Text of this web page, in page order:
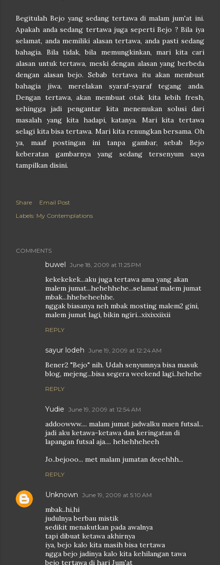
Begitulah Bejo yang sedang tertawa di malam jum'at ini.
Apakah anda sedang tertawa juga seperti Bejo ? Bila iya
selamat, anda memiliki alasan tertawa, anda pasti sedang
bahagia. Bila tidak, bila memungkinkan, mari kita cari
alasan untuk tertawa, meski dengan alasan yang berbeda
dengan alasan bejo. Sebab tertawa itu akan membuat
bahagia jiwa, merelakan syaraf-syaraf tegang anda.
Dengan tertawa, akan membuat otak kita lebih fresh,
sehingga jadi pengantar kita menemukan solusi dari
masalah yang kita hadapi, katanya. Mari kita tertawa
selagi kita bisa tertawa. Mari kita renungkan bersama. Oh
ya, maaf postingan ini tanpa gambar, sebab Bejo
keberatan gambarnya yang sedang tersenyum saya
tampilkan disini.
Share
Email Post
Labels: My Contemplations
COMMENTS
buwel June 18, 2009 at 11:25 PM
kekekekek...aku juga tertawa ama yang akan
malem jumat...hehehhehe...selamat malem jumat
mbak...hheheheehhe.
nggak biasanya neh mbak mosting malem2 gini,
malem jumat lagi, bikin ngiri...xixixxiixii
REPLY
sayur lodeh June 19, 2009 at 12:24 AM
Bener2 "Bejo" nih. Udah senyumnya bisa masuk
blog, mejeng...bisa segera weekend lagi..hehehe
REPLY
Yudie June 19, 2009 at 12:54 AM
addoowww.... malam jumat jadwalku maen futsal...
jadi aku ketawa-ketawa dan keringatan di
lapangan futsal aja.... hehehheheeh
Jo..bejooo... met malam jumatan deeehhh...
REPLY
Unknown June 19, 2009 at 5:10 AM
mbak..hi,hi
judulnya berbau mistik
sedikit menakutkan pada awalnya
tapi dibuat ketawa akhirnya
iya, bejo kalo kita masih bisa tertawa
ngga bejo jadinya kalo kita kehilangan tawa
bejo tertawa di hari Jum'at